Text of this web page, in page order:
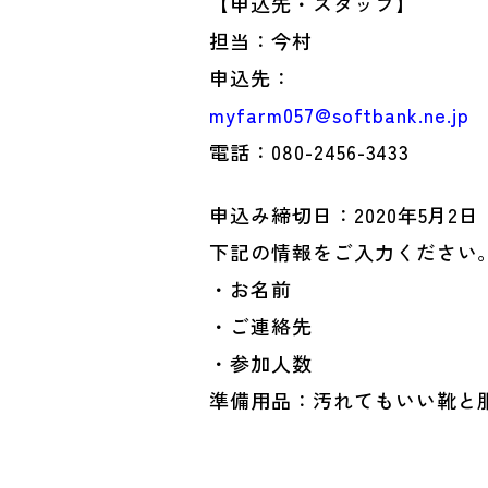
担当：今村
申込先：
myfarm057@softbank.ne.jp
電話：080-2456-3433
申込み締切日：2020年5月2日
下記の情報をご入力ください。
・お名前
・ご連絡先
・参加人数
準備用品：汚れてもいい靴と